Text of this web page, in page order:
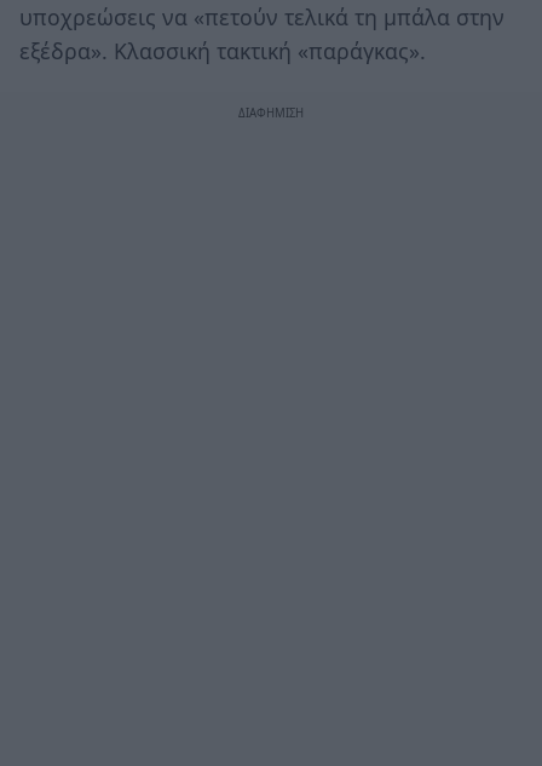
υποχρεώσεις να «πετούν τελικά τη μπάλα στην
εξέδρα». Κλασσική τακτική «παράγκας».